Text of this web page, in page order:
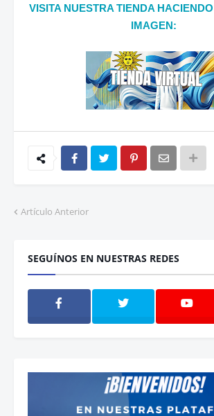
VISITA NUESTRA TIENDA
IMAGEN:
Artículo Anterior
SEGUÍNOS EN NUESTRAS REDES